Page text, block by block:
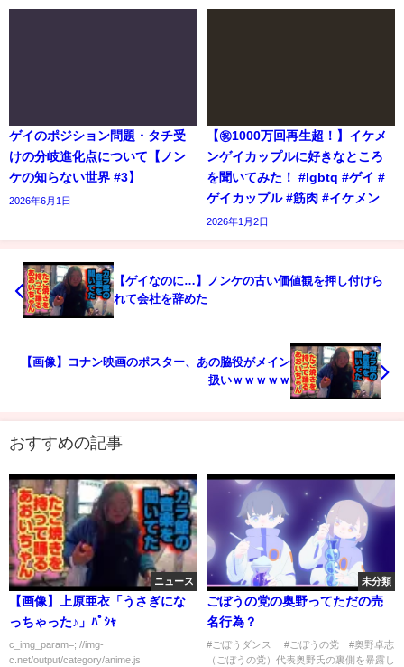
ゲイのポジション問題・タチ受
けの分岐進化点について【ノン
ケの知らない世界 #3】
2026年6月1日
【㊗️1000万回再生超！】イケメ
ンゲイカップルに好きなところ
を聞いてみた！ #lgbtq #ゲイ #
ゲイカップル #筋肉 #イケメン
2026年1月2日
【ゲイなのに…】ノンケの古い価値観を押し付けら
れて会社を辞めた
【画像】コナン映画のポスター、あの脇役がメイン
扱いｗｗｗｗｗ
おすすめの記事
ニュース
【画像】上原亜衣「うさぎにな
っちゃった♪」ﾊﾟｼｬ
c_img_param=; //img-
c.net/output/category/anime.js
未分類
ごぼうの党の奥野ってただの売
名行為？
#ごぼうダンス #ごぼうの党 #奥野卓志
（ごぼうの党）代表奥野氏の裏側を暴露し